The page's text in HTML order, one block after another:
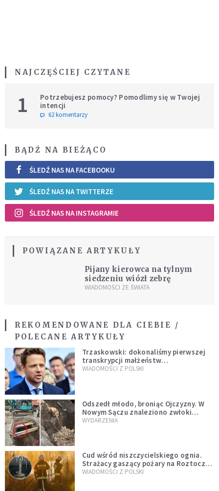
NAJCZĘŚCIEJ CZYTANE
1
Potrzebujesz pomocy? Pomodlimy się w Twojej
intencji
62 komentarzy
BĄDŹ NA BIEŻĄCO
ŚLEDŹ NAS NA FACEBOOKU
ŚLEDŹ NAS NA TWITTERZE
ŚLEDŹ NAS NA INSTAGRAMIE
POWIĄZANE ARTYKUŁY
Pijany kierowca na tylnym
siedzeniu wiózł zebrę
WIADOMOŚCI ZE ŚWIATA
REKOMENDOWANE DLA CIEBIE /
POLECANE ARTYKUŁY
Trzaskowski: dokonaliśmy pierwszej
transkrypcji małżeństw
jednopłciowych. “Tak jak
WIADOMOŚCI Z POLSKI
Odszedł młodo, broniąc Ojczyzny. W
Nowym Sączu znaleziono zwłoki
mężczyzny z czasów potopu
WYDARZENIA
Cud wśród niszczycielskiego ognia.
Strażacy gaszący pożary na Roztoczu
opublikowali niezwykłe zdjęcie
WIADOMOŚCI Z POLSKI